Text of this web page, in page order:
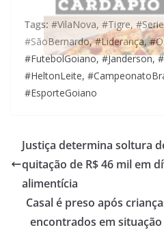
Tags: #VilaNova, #Tigre,
#SãoBernardo, #Liderança,
#FutebolGoiano, #Janderson,
#HeltonLeite,
#EsporteGoiano
Justiça determina soltura
quitação de R$ 46 mil em
alimentícia
Casal é preso após
encontrados em